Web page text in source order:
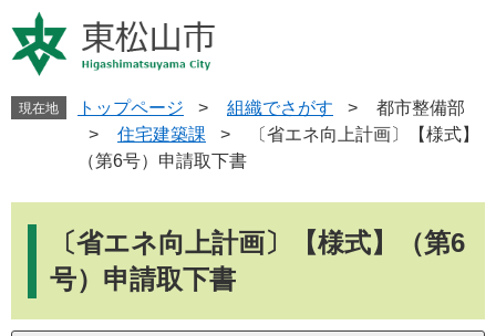
ー
ジ
ニ
ュ
現在地 トップページ > 組織でさがす >
都市整備部
>
住宅建築課 >
〔省エネ向上計画〕【様式】
（第6号）申請取下書
〔省エネ向上計画〕【様式】（第6
号）申請取下書